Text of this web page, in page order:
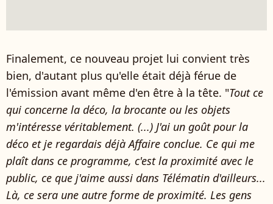
Finalement, ce nouveau projet lui convient très
bien, d'autant plus qu'elle était déjà férue de
l'émission avant même d'en être à la tête. "Tout ce
qui concerne la déco, la brocante ou les objets
m'intéresse véritablement. (...) J'ai un goût pour la
déco et je regardais déjà Affaire conclue. Ce qui me
plaît dans ce programme, c'est la proximité avec le
public, ce que j'aime aussi dans Télématin d'ailleurs...
Là, ce sera une autre forme de proximité. Les gens